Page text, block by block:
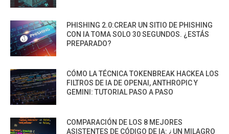
PHISHING 2.0:CREAR UN SITIO DE PHISHING
CON IA TOMA SOLO 30 SEGUNDOS. ¿ESTÁS
PREPARADO?
CÓMO LA TÉCNICA TOKENBREAK HACKEA LOS
FILTROS DE IA DE OPENAI, ANTHROPIC Y
GEMINI: TUTORIAL PASO A PASO
COMPARACIÓN DE LOS 8 MEJORES
ASISTENTES DE CÓDIGO DE IA: ¿UN MILAGRO